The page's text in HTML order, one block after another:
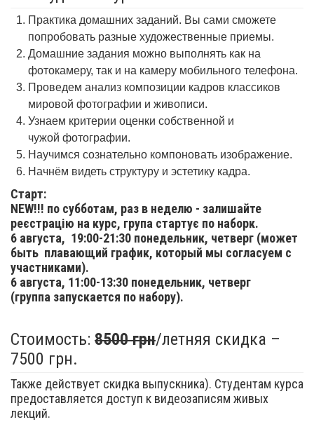
Практика домашних заданий. Вы сами сможете
попробовать разные художественные приемы.
Домашние задания можно выполнять как на
фотокамеру, так и на камеру мобильного телефона.
Проведем анализ композиции кадров классиков
мировой фотографии и живописи.
Узнаем критерии оценки собственной и
чужой фотографии.
Научимся сознательно компоновать изображение.
Начнём видеть структуру и эстетику кадра.
Старт:
NEW!!! по субботам, раз в неделю - залишайте
реєстрацію на курс, група стартує по наборк.
6 августа, 19:00-21:30 понедельник, четверг (может
быть плавающий график, который мы согласуем с
участниками).
6 августа, 11:00-13:30 понедельник, четверг
(группа запускается по набору).
Стоимость: 8500 грн/летняя скидка –
7500 грн.
Также действует скидка выпускника). Студентам курса
предоставляется доступ к видеозаписям живых
лекций.